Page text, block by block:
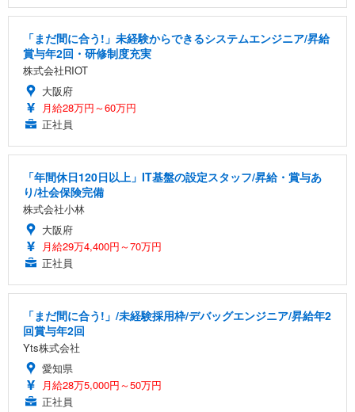
「まだ間に合う!」未経験からできるシステムエンジニア/昇給
賞与年2回・研修制度充実
株式会社RIOT
大阪府
月給28万円～60万円
正社員
「年間休日120日以上」IT基盤の設定スタッフ/昇給・賞与あ
り/社会保険完備
株式会社小林
大阪府
月給29万4,400円～70万円
正社員
「まだ間に合う!」/未経験採用枠/デバッグエンジニア/昇給年2
回賞与年2回
Yts株式会社
愛知県
月給28万5,000円～50万円
正社員